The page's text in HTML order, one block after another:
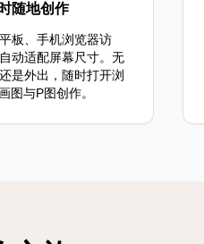
随地创作
板、手机浏览器访
动适配屏幕尺寸。无
是外出，随时打开浏
图与P图创作。